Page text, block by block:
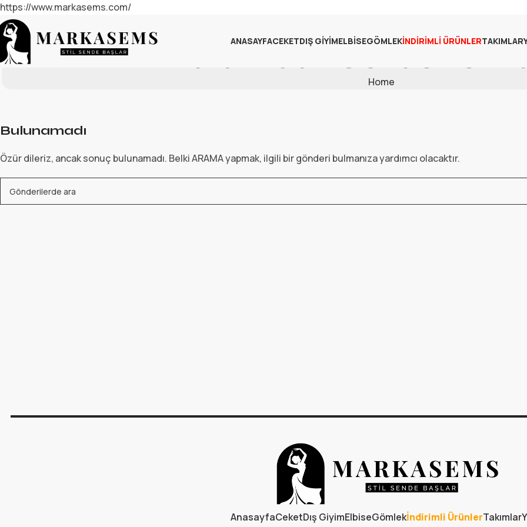
https://www.markasems.com/
ANASAYFACEKETDIŞ GIYIMELBISEGÖMLEKİNDIRIMLI ÜRÜNLERTAKIMLAR
Tarafından Gönderiler
Home
Bulunamadı
Özür dileriz, ancak sonuç bulunamadı. Belki ARAMA yapmak, ilgili bir gönderi bulmanıza yardımcı olacaktır.
AnasayfaCeketDış GiyimElbiseGömlekİndirimli ÜrünlerTakımlar